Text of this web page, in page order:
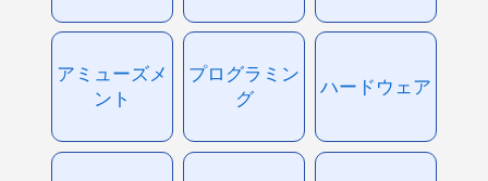
アミューズメ
ント
プログラミン
グ
ハードウェア